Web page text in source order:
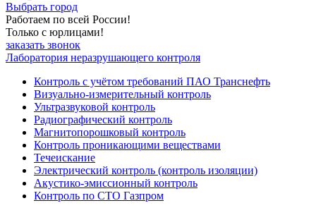
Выбрать город
Работаем по всей России!
Только с юрлицами!
заказать звонок
Лаборатория неразрушающего контроля
Контроль с учётом требований ПАО Транснефть
Визуально-измерительный контроль
Ультразвуковой контроль
Радиографический контроль
Магнитопорошковый контроль
Контроль проникающими веществами
Течеискание
Электрический контроль (контроль изоляции)
Акустико-эмиссионный контроль
Контроль по СТО Газпром